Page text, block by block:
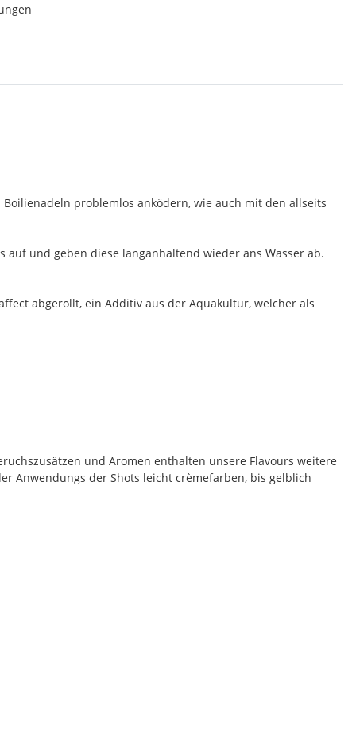
problemlos anködern, wie auch mit den allseits
und geben diese langanhaltend wieder ans Wasser ab.
abgerollt, ein Additiv aus der Aquakultur, welcher als
und Aromen enthalten unsere Flavours weitere
Anwendungs der Shots leicht crèmefarben, bis gelblich